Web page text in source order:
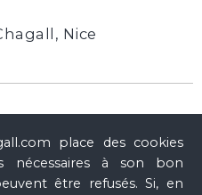
place des cookies
nécessaires à son bon
être refusés. Si, en
Nice